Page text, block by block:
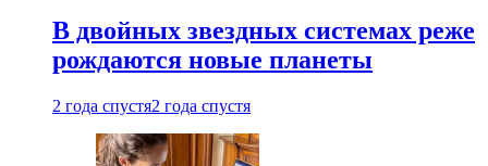
В двойных звездных системах реже
рождаются новые планеты
2 года спустя2 года спустя